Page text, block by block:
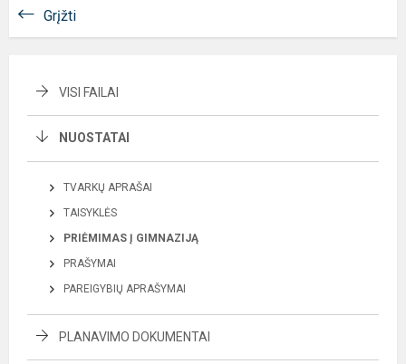
Grįžti
VISI FAILAI
NUOSTATAI
TVARKŲ APRAŠAI
TAISYKLĖS
PRIĖMIMAS Į GIMNAZIJĄ
PRAŠYMAI
PAREIGYBIŲ APRAŠYMAI
PLANAVIMO DOKUMENTAI